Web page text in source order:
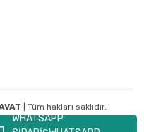
WHATSAPP
| Tüm hakları saklıdır.